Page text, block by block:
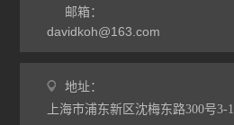
邮箱：
davidkoh@163.com
地址：
上海市浦东新区沈梅东路300号3-